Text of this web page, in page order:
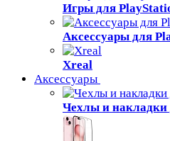
Игры для
Аксессуары для
Xreal
Аксессуары
Чехлы и накладки